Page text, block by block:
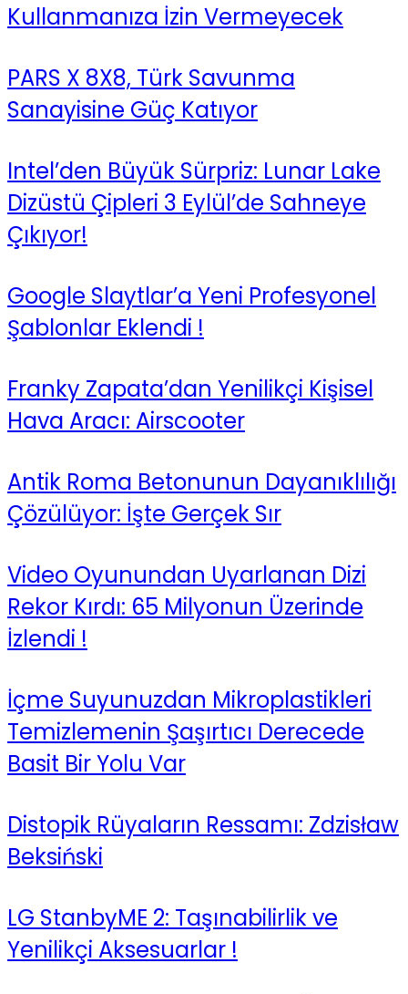
Kullanmanıza İzin Vermeyecek
PARS X 8X8, Türk Savunma
Sanayisine Güç Katıyor
Intel’den Büyük Sürpriz: Lunar Lake
Dizüstü Çipleri 3 Eylül’de Sahneye
Çıkıyor!
Google Slaytlar’a Yeni Profesyonel
Şablonlar Eklendi !
Franky Zapata’dan Yenilikçi Kişisel
Hava Aracı: Airscooter
Antik Roma Betonunun Dayanıklılığı
Çözülüyor: İşte Gerçek Sır
Video Oyunundan Uyarlanan Dizi
Rekor Kırdı: 65 Milyonun Üzerinde
İzlendi !
İçme Suyunuzdan Mikroplastikleri
Temizlemenin Şaşırtıcı Derecede
Basit Bir Yolu Var
Distopik Rüyaların Ressamı: Zdzisław
Beksiński
LG StanbyME 2: Taşınabilirlik ve
Yenilikçi Aksesuarlar !